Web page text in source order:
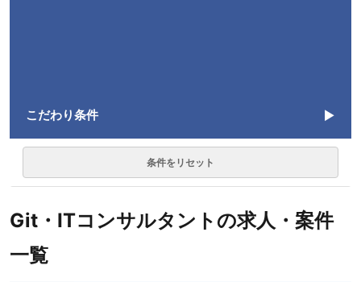
こだわり条件
条件をリセット
Git・ITコンサルタントの求人・案件
一覧